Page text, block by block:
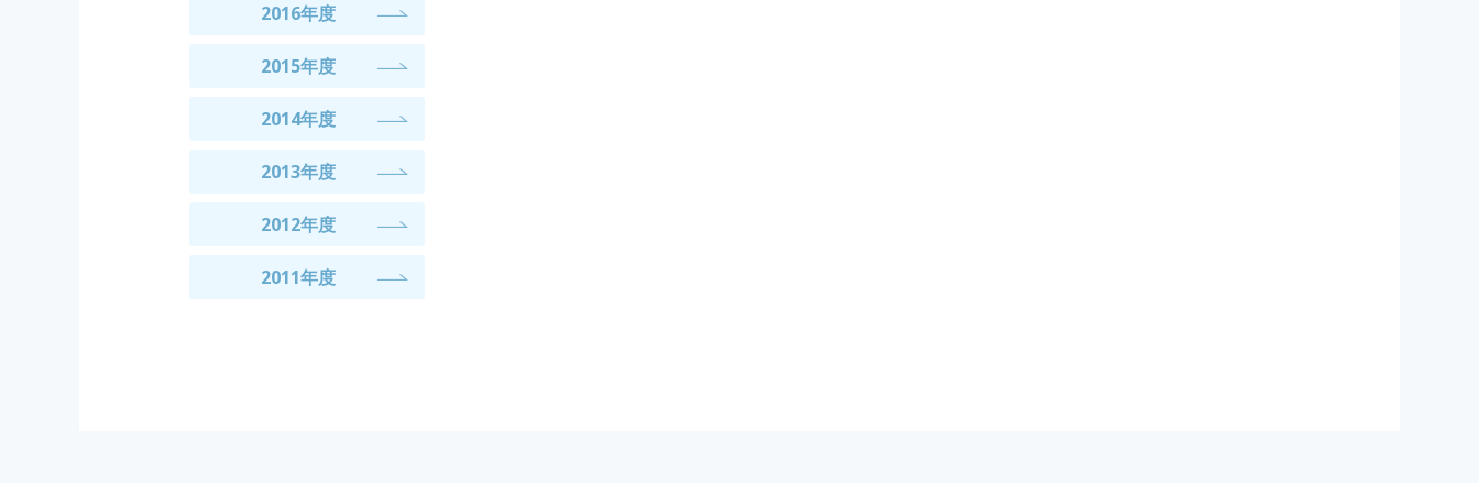
2016年度
2015年度
2014年度
2013年度
2012年度
2011年度